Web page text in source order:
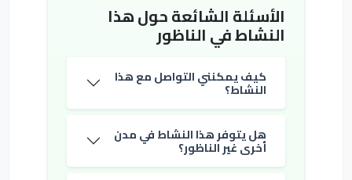
الأسئلة الشائعة حول هذا
النشاط في الناظور
كيف يمكنني التواصل مع هذا
النشاط؟
هل يتوفر هذا النشاط في مدن
أخرى غير الناظور؟